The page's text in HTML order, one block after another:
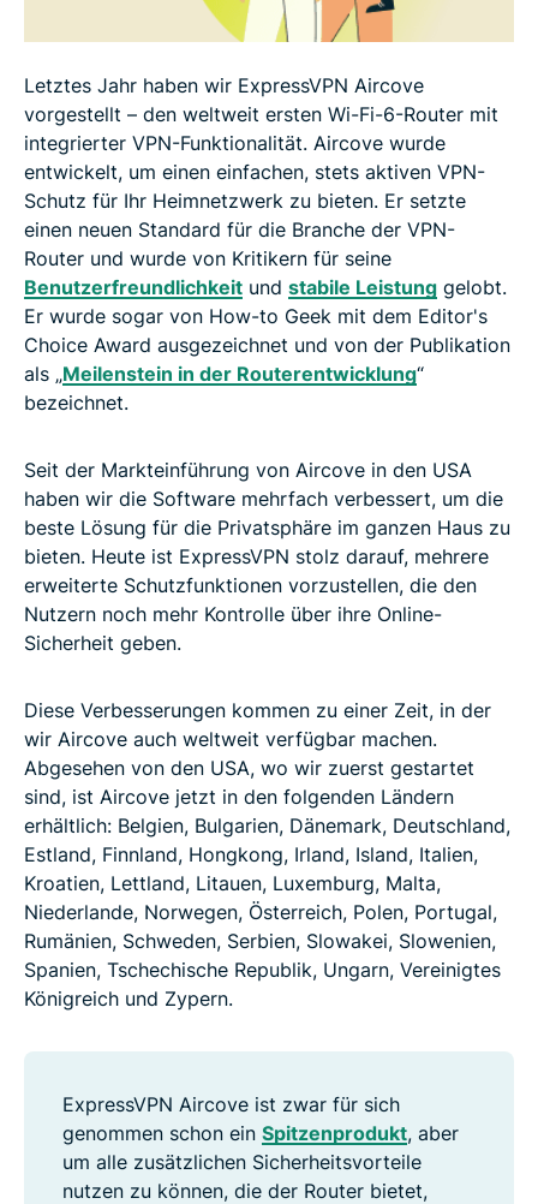
Letztes Jahr haben wir ExpressVPN Aircove
vorgestellt – den weltweit ersten Wi-Fi-6-Router mit
integrierter VPN-Funktionalität. Aircove wurde
entwickelt, um einen einfachen, stets aktiven VPN-
Schutz für Ihr Heimnetzwerk zu bieten. Er setzte
einen neuen Standard für die Branche der VPN-
Router und wurde von Kritikern für seine
Benutzerfreundlichkeit und stabile Leistung gelobt.
Er wurde sogar von How-to Geek mit dem Editor's
Choice Award ausgezeichnet und von der Publikation
als „Meilenstein in der Routerentwicklung“
bezeichnet.
Seit der Markteinführung von Aircove in den USA
haben wir die Software mehrfach verbessert, um die
beste Lösung für die Privatsphäre im ganzen Haus zu
bieten. Heute ist ExpressVPN stolz darauf, mehrere
erweiterte Schutzfunktionen vorzustellen, die den
Nutzern noch mehr Kontrolle über ihre Online-
Sicherheit geben.
Diese Verbesserungen kommen zu einer Zeit, in der
wir Aircove auch weltweit verfügbar machen.
Abgesehen von den USA, wo wir zuerst gestartet
sind, ist Aircove jetzt in den folgenden Ländern
erhältlich: Belgien, Bulgarien, Dänemark, Deutschland,
Estland, Finnland, Hongkong, Irland, Island, Italien,
Kroatien, Lettland, Litauen, Luxemburg, Malta,
Niederlande, Norwegen, Österreich, Polen, Portugal,
Rumänien, Schweden, Serbien, Slowakei, Slowenien,
Spanien, Tschechische Republik, Ungarn, Vereinigtes
Königreich und Zypern.
ExpressVPN Aircove ist zwar für sich
genommen schon ein Spitzenprodukt, aber
um alle zusätzlichen Sicherheitsvorteile
nutzen zu können, die der Router bietet,